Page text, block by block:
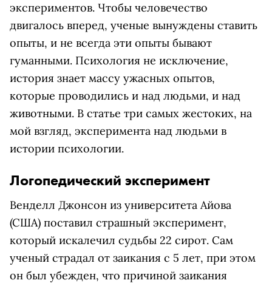
экспериментов. Чтобы человечество
двигалось вперед, ученые вынуждены ставить
опыты, и не всегда эти опыты бывают
гуманными. Психология не исключение,
история знает массу ужасных опытов,
которые проводились и над людьми, и над
животными. В статье три самых жестоких, на
мой взгляд, эксперимента над людьми в
истории психологии.
Логопедический эксперимент
Венделл Джонсон из университета Айова
(США) поставил страшный эксперимент,
который искалечил судьбы 22 сирот. Сам
ученый страдал от заикания с 5 лет, при этом
он был убежден, что причиной заикания